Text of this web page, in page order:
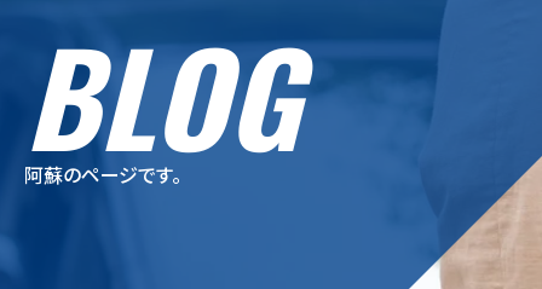
オプションメニュー
ご利用規約
BLOG
阿蘇のページです。